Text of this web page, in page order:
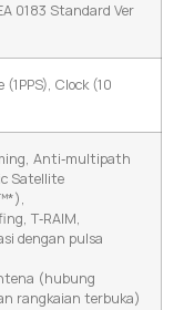
0183 Standard Ver
(1PPS), Clock (10
Anti‑multipath
Satellite
T‑RAIM,
dengan pulsa
(hubung
rangkaian terbuka)